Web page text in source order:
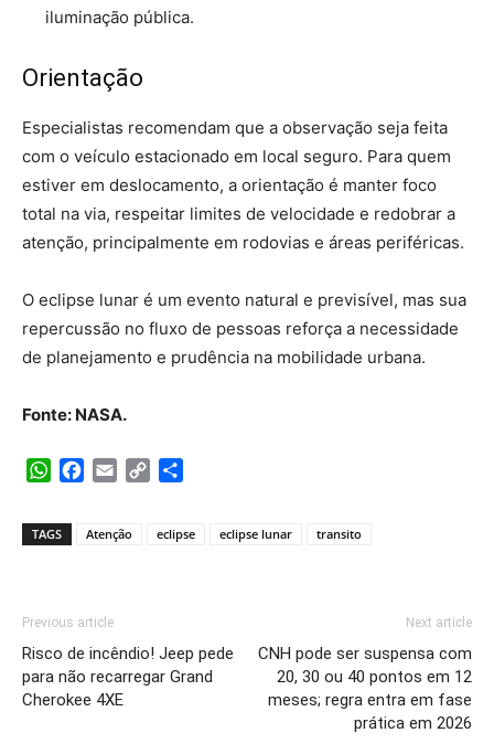
iluminação pública.
Orientação
Especialistas recomendam que a observação seja feita
com o veículo estacionado em local seguro. Para quem
estiver em deslocamento, a orientação é manter foco
total na via, respeitar limites de velocidade e redobrar a
atenção, principalmente em rodovias e áreas periféricas.
O eclipse lunar é um evento natural e previsível, mas sua
repercussão no fluxo de pessoas reforça a necessidade
de planejamento e prudência na mobilidade urbana.
Fonte: NASA.
WhatsApp
Facebook
Email Copy
TAGS Atenção eclipse eclipse lunar transito
Previous article
Risco de incêndio! Jeep pede
para não recarregar Grand
Cherokee 4XE
Next article
CNH pode ser suspensa com
20, 30 ou 40 pontos em 12
meses; regra entra em fase
prática em 2026